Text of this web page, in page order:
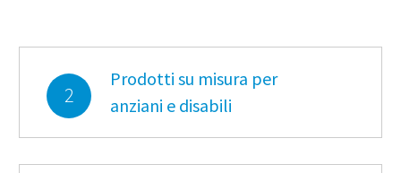
2
Prodotti su misura per
anziani e disabili